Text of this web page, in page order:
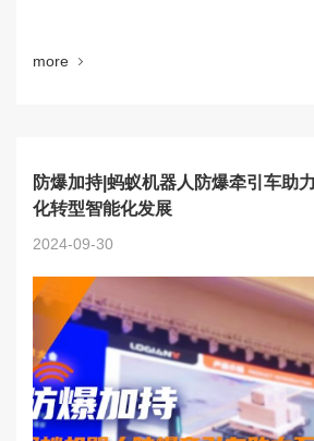
more
防爆加持|蚂蚁机器人防爆牵引车助
化转型智能化发展
2024-09-30